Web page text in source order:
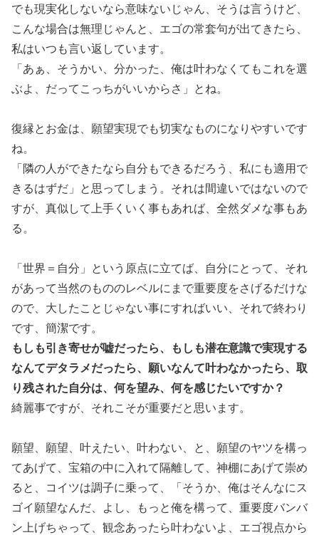
でも現実化しないなら意味ないじゃん、そうは言うけど、
こんな場合は無理じゃんと、エゴの常套句が出てきたら、
私はいつも言い返しています。
「あぁ、そうかい、分かった、俺は叶わなくてもこれを選
ぶよ、だってこっちがいいからさ」とね。
復縁とお金は、願望実現でも切実なものになりやすいです
ね。
「隣の人ができたなら自分もできるだろう、私にも適用で
きるはずだ」と思ってしまう。それは間違いではないので
すが、真似して上手くいく事もあれば、全然ダメな事もあ
る。
「世界＝自分」という原点に立てば、自分にとって、それ
があって当然のもののレベルにまで重要度をさげるだけな
ので、大したことじゃない事にすればいい、それで終わり
です、簡潔です。
もしも引き寄せが嘘だったら、もしも潜在意識で実現する
なんてデタラメだったら、願いなんて叶わなかったら、取
り残された自分は、何を望み、何を感じたいですか？
綺麗事ですが、それこそが重要だと思います。
願望、願望、叶えたい、叶わない、と、願望のヤツを構っ
てあげて、宝箱の中に入れて隔離して、神棚にあげて崇め
ると、コイツは調子に乗って、「そうか、俺はそんなにス
ゴイ願望なんだ、よし、もっと俺を構って、重要度バンバ
ン上げちゃって、観念あったら叶わないよ、エゴ視点から